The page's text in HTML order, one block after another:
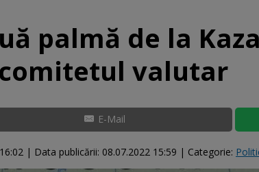
palmă de la
valutar
E-Mail
| Data publicării: 08.07.2022 15:59 | Categorie: